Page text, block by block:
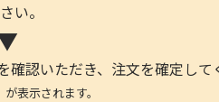
い。
認いただき、注文を確定して
示されます。